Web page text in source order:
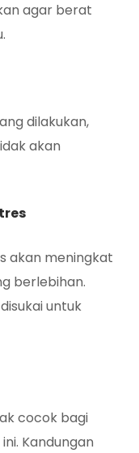
agar berat
dilakukan,
akan
akan meningkat
berlebihan.
untuk
cocok bagi
Kandungan